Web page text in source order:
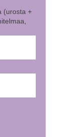
(urosta +